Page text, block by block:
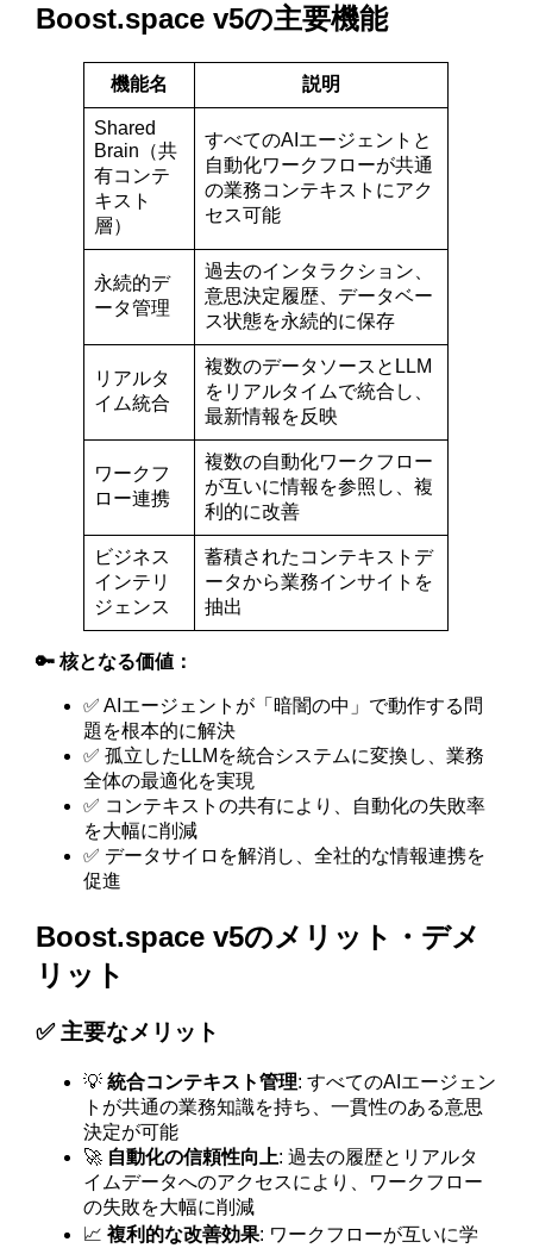
Boost.space v5の主要機能
機能名 説明
Shared
Brain（共
有コンテ
キスト
層）
すべてのAIエージェントと
自動化ワークフローが共通
の業務コンテキストにアク
セス可能
永続的デ
ータ管理
過去のインタラクション、
意思決定履歴、データベー
ス状態を永続的に保存
リアルタ
イム統合
複数のデータソースとLLM
をリアルタイムで統合し、
最新情報を反映
ワークフ
ロー連携
複数の自動化ワークフロー
が互いに情報を参照し、複
利的に改善
ビジネス
インテリ
ジェンス
蓄積されたコンテキストデ
ータから業務インサイトを
抽出
🔑 核となる価値：
✅ AIエージェントが「暗闇の中」で動作する問
題を根本的に解決
✅ 孤立したLLMを統合システムに変換し、業務
全体の最適化を実現
✅ コンテキストの共有により、自動化の失敗率
を大幅に削減
✅ データサイロを解消し、全社的な情報連携を
促進
Boost.space v5のメリット・デメ
リット
✅ 主要なメリット
💡統合コンテキスト管理: すべてのAIエージェン
トが共通の業務知識を持ち、一貫性のある意思
決定が可能
🚀 自動化の信頼性向上: 過去の履歴とリアルタ
イムデータへのアクセスにより、ワークフロー
の失敗を大幅に削減
📈複利的な改善効果: ワークフローが互いに学